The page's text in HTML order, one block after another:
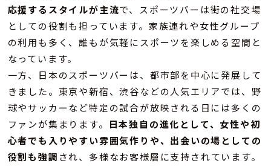
応援するスタイルが主流で、スポーツバーは街の社交場
としての役割も担っています。家族連れや女性グループ
の利用も多く、誰もが気軽にスポーツを楽しめる空間と
なっています。
一方、日本のスポーツバーは、都市部を中心に発展して
きました。東京や新宿、渋谷などの人気エリアでは、野
球やサッカーなど特定の試合が放映される日には多くの
ファンが集まります。
日本独自の進化として、女性や初
心者でも入りやすい雰囲気作りや、出会いの場としての
役割も強調 され、多様なお客様層に支持されています。